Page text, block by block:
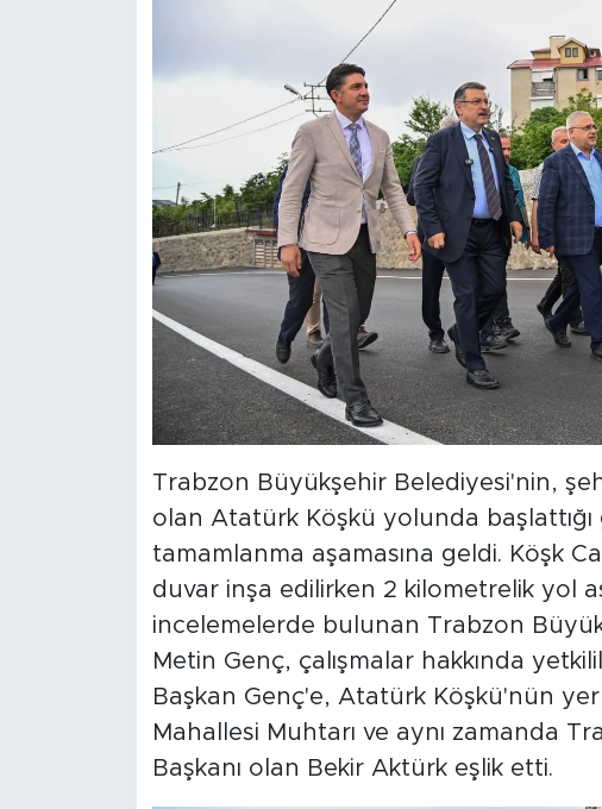
Trabzon Büyükşehir Belediyesi'nin,
olan Atatürk Köşkü yolunda başlattığı
tamamlanma aşamasına geldi. Köşk
duvar inşa edilirken 2 kilometrelik yol
incelemelerde bulunan Trabzon
Metin Genç, çalışmalar hakkında
Başkan Genç'e, Atatürk Köşkü'nün yer
Mahallesi Muhtarı ve aynı zamanda
Başkanı olan Bekir Aktürk eşlik etti.